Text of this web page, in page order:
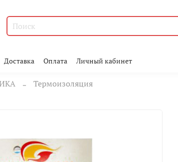
Доставка Оплата Личный кабинет
Термоизоляция